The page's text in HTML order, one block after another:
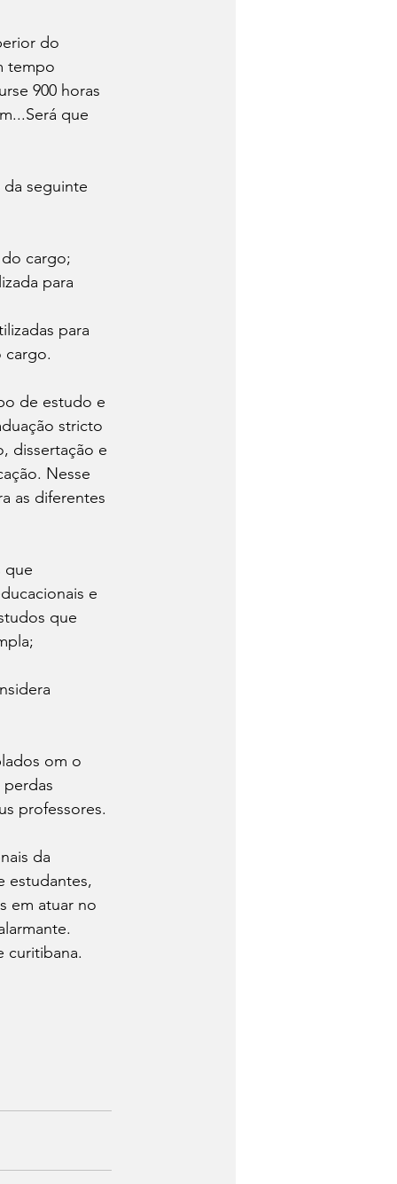
tempo
900 horas
que
cargo;
para
para
cargo.
de estudo e
stricto
dissertação e
Nesse
as diferentes
e
que
professores.
da
estudantes,
em atuar no
curitibana.